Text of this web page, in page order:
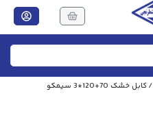
/ کابل خشک 70+120*3 سیمکو